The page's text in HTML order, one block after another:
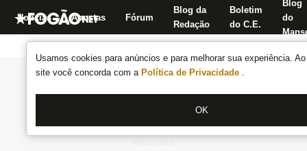
Usamos cookies para anúncios e para melhorar sua experiência.
site você concorda com a Política de Privacidade .
OK
Notícias Apostas Fórum
Blog da
Redação
Boletim
do C.E.
Blog
do